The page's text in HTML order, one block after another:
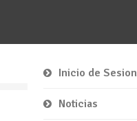
Inicio de Sesion
Noticias